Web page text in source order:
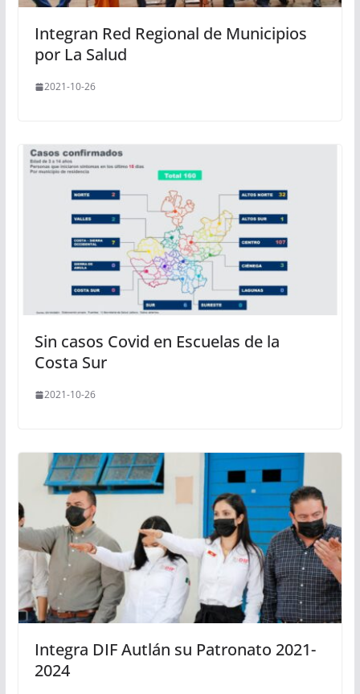
Integran Red Regional de Municipios
por La Salud
2021-10-26
Sin casos Covid en Escuelas de la
Costa Sur
2021-10-26
Integra DIF Autlán su Patronato 2021-
2024